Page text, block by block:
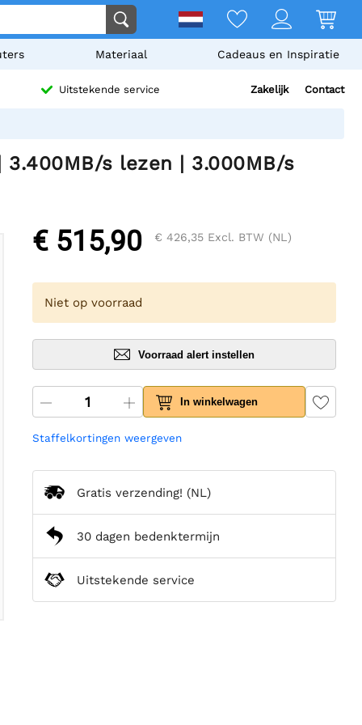
Materiaal Cadeaus en Inspiratie
Uitstekende service Zakelijk Contact
3.400MB/s lezen | 3.000MB/s
€ 515,90 € 426,35 Excl. BTW (NL)
Niet op voorraad
Voorraad alert instellen
In winkelwagen
Staffelkortingen weergeven
Gratis verzending! (NL)
30 dagen bedenktermijn
Uitstekende service